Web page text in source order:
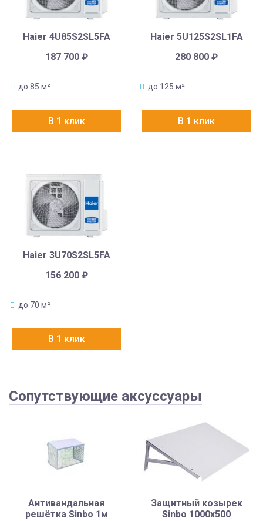
Haier 4U85S2SL5FA
187 700 ₽
до 85 м²
В 1 клик
Haier 5U125S2SL1FA
280 800₽
до 125 м²
В 1 клик
Haier 3U70S2SL5FA
156 200 ₽
до 70 м²
В 1 клик
Сопутствующие аксуссуары
Антивандальная
решётка Sinbo 1м
Защитный козырек
Sinbo 1000х500